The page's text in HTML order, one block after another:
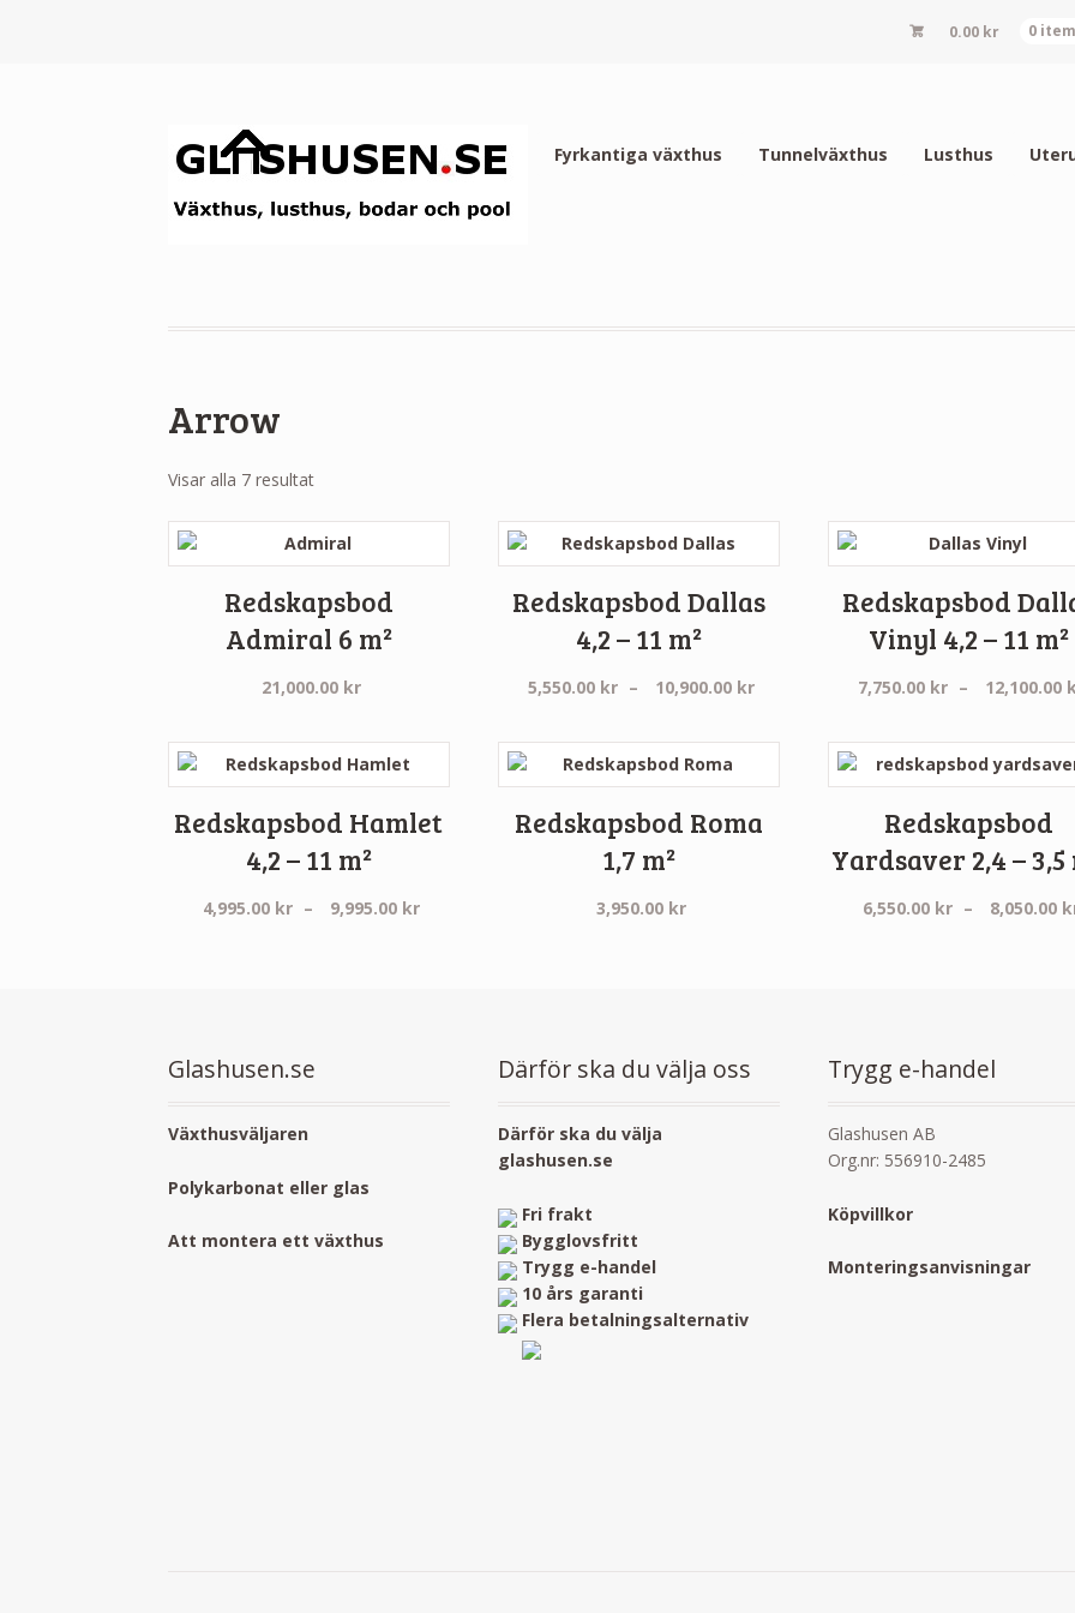
0.00 kr 0
Fyrkantiga växthus Tunnelväxthus Lusthus
Arrow
Visar alla 7 resultat
Redskapsbod
Admiral 6 m²
21,000.00 kr
Redskapsbod Dallas
4,2 – 11 m²
5,550.00 kr – 10,900.00 kr
Prisintervall:
till
10,900.00 kr
Redskapsbod
Vinyl 4,2 – 11 m²
7,750.00 kr – 12,100.00
Redskapsbod Hamlet
4,2 – 11 m²
4,995.00 kr – 9,995.00 kr
Redskapsbod Roma
1,7 m²
3,950.00 kr
Redskapsbod
Yardsaver 2,4 – 3,5
6,550.00 kr – 8,050.00
Glashusen.se
Växthusväljaren
Polykarbonat eller glas
Att montera ett växthus
Därför ska du välja oss
Därför ska du välja
glashusen.se
Fri frakt
Bygglovsfritt
Trygg e-handel
10 års garanti
Flera betalningsalternativ
Trygg e-handel
Glashusen AB
Org.nr: 556910-2485
Köpvillkor
Monteringsanvisningar